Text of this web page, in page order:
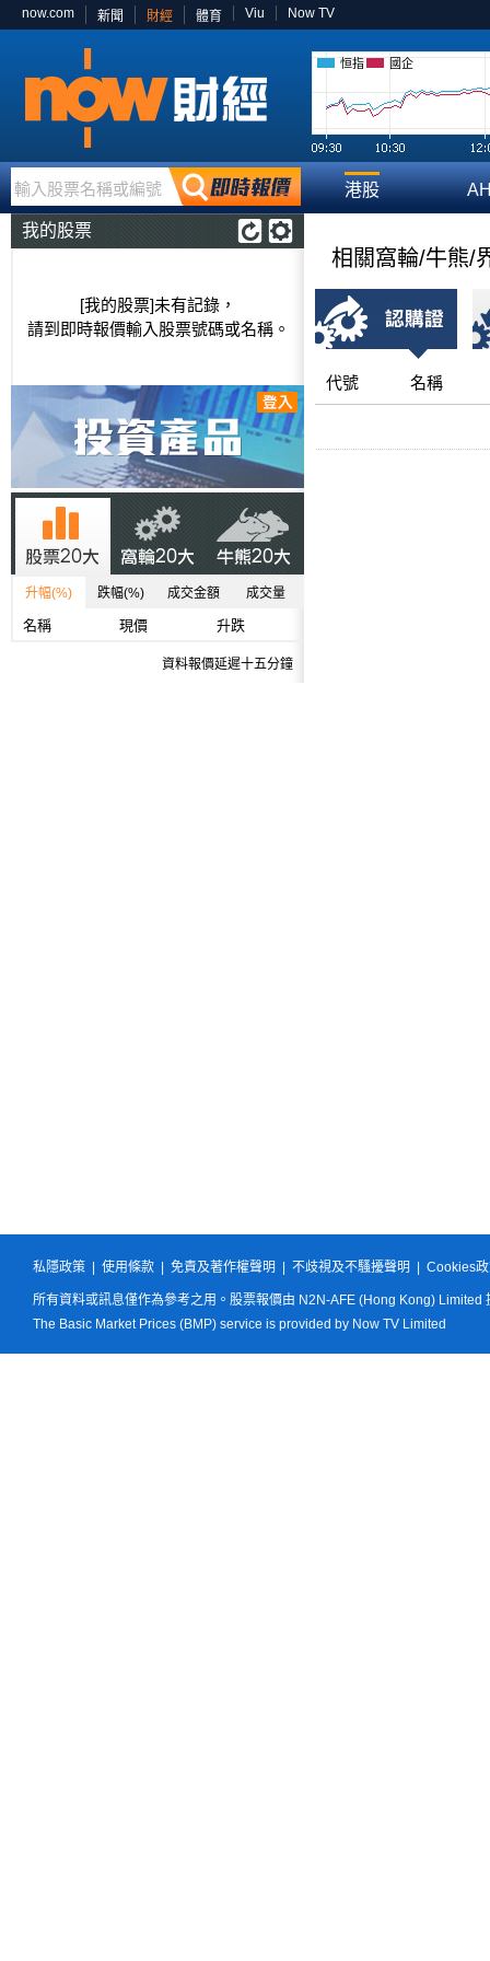
now.com 新聞 財經 體育 Viu Now TV
恒指 國企
輸入股票名稱或編號 港股
我的股票
[我的股票]未有記錄，
請到即時報價輸入股票號碼或名稱。
升幅(%) 跌幅(%) 成交金額 成交量
名稱 現價 升跌
資料報價延遲十五分鐘
相關窩輪/牛熊/
代號 名稱
私隱政策 使用條款 免責及著作權聲明 不歧視及不騷擾聲明 Cookies
所有資料或訊息僅作為參考之用。股票報價由 N2N-AFE (Hong Kong) Limited
The Basic Market Prices (BMP) service is provided by Now TV Limited